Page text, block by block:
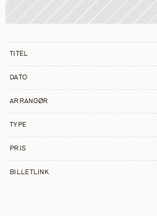
TITEL
DATO
ARRANGØR
TYPE
PRIS
BILLETLINK